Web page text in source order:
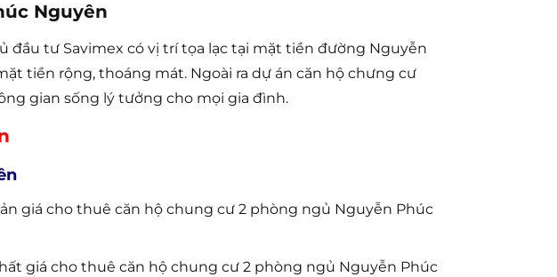
Nguyên
tư Savimex có vị trí tọa lạc tại mặt tiền đường Nguyễn
tiền rộng, thoáng mát. Ngoài ra dự án căn hộ chưng cư
gian sống lý tưởng cho mọi gia đình.
giá cho thuê căn hộ chung cư 2 phòng ngủ Nguyễn Phúc
giá cho thuê căn hộ chung cư 2 phòng ngủ Nguyễn Phúc